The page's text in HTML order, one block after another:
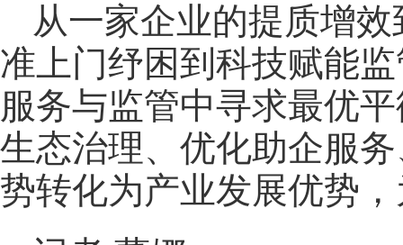
从一家企业的提质增
准上门纾困到科技赋能
服务与监管中寻求最优
生态治理、优化助企服
势转化为产业发展优势